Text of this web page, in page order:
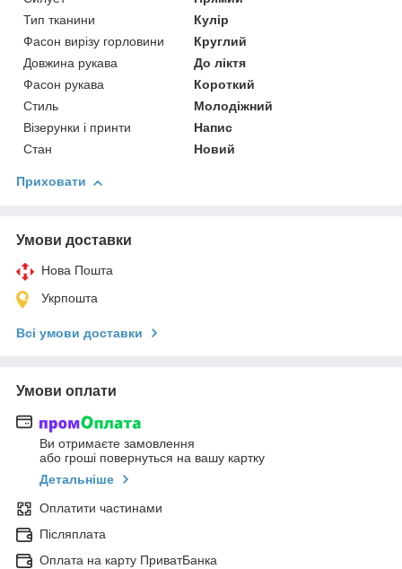
Тип тканини
Кулір
Фасон вирізу горловини
Круглий
Довжина рукава
До ліктя
Фасон рукава
Короткий
Стиль
Молодіжний
Візерунки і принти
Напис
Стан
Новий
Приховати
Умови доставки
Нова Пошта
Укрпошта
Всі умови доставки
Умови оплати
Ви отримаєте замовлення
або гроші повернуться на вашу картку
Детальніше
Оплатити частинами
Післяплата
Оплата на карту ПриватБанка